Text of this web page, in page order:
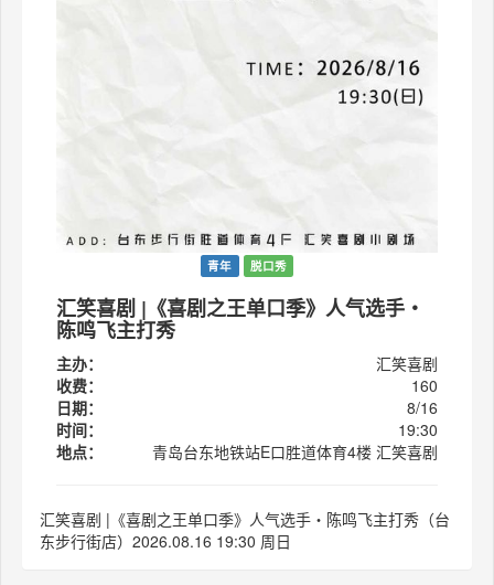
青年 脱口秀
汇笑喜剧 |《喜剧之王单口季》人气选手・
陈鸣飞主打秀
主办：
汇笑喜剧
收费：
160
日期：
8/16
时间：
19:30
地点：
青岛台东地铁站E口胜道体育4楼 汇笑喜剧
汇笑喜剧 |《喜剧之王单口季》人气选手・陈鸣飞主打秀（台
东步行街店）2026.08.16 19:30 周日